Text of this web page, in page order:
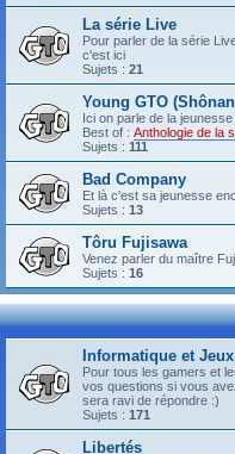
La série Live
Pour parler de la série
c'est ici
Sujets : 21
Young GTO
Ici on parle de la
Best of : Anthologie de la
Sujets : 111
Bad Company
Et là c'est sa jeunesse
Sujets : 13
Tôru Fujisawa
Venez parler du maître
Sujets : 16
Informatique et
Pour tous les gamers et
vos questions si vous
sera ravi de répondre :)
Sujets : 171
Libertés